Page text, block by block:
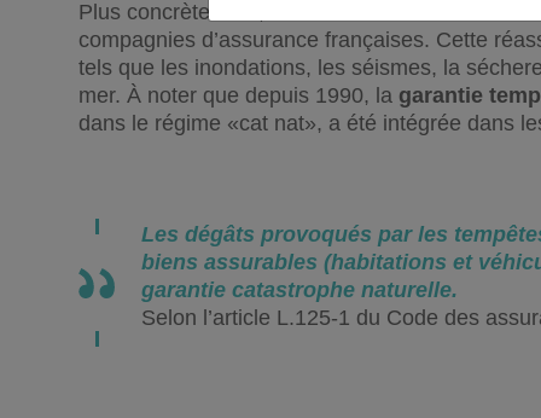
Plus concrètement, la CCR intervient en
compagnies d’assurance françaises. Cette
tels que les inondations, les séismes, la
mer. À noter que depuis 1990, la garantie
dans le régime «cat nat», a été intégrée dans
Les dégâts provoqués par les
biens assurables (habitations et
garantie catastrophe naturelle.
Selon l’article L.125-1 du Code des